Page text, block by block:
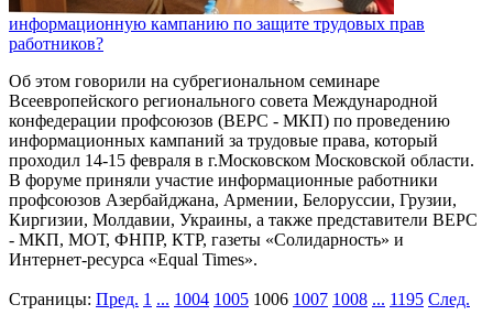
информационную кампанию по защите трудовых прав
работников?
Об этом говорили на субрегиональном семинаре
Всеевропейского регионального совета Международной
конфедерации профсоюзов (ВЕРС - МКП) по проведению
информационных кампаний за трудовые права, который
проходил 14-15 февраля в г.Московском Московской области.
В форуме приняли участие информационные работники
профсоюзов Азербайджана, Армении, Белоруссии, Грузии,
Киргизии, Молдавии, Украины, а также представители ВЕРС
- МКП, МОТ, ФНПР, КТР, газеты «Солидарность» и
Интернет-ресурса «Equal Times».
Страницы: Пред. 1 ... 1004 1005 1006 1007 1008 ... 1195 След.